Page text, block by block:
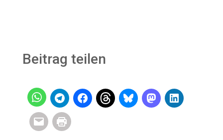
Beitrag teilen